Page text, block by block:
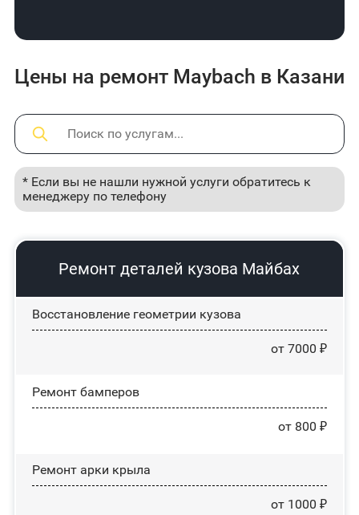
Цены на ремонт Maybach в Казани
* Если вы не нашли нужной услуги обратитесь к
менеджеру по телефону
Ремонт деталей кузова Майбах
Восстановление геометрии кузова
от 7000 ₽
Ремонт бамперов
от 800 ₽
Ремонт арки крыла
от 1000 ₽